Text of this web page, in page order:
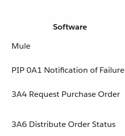
Software
Mule
PIP 0A1 Notification of Failure
3A4 Request Purchase Order
3A6 Distribute Order Status